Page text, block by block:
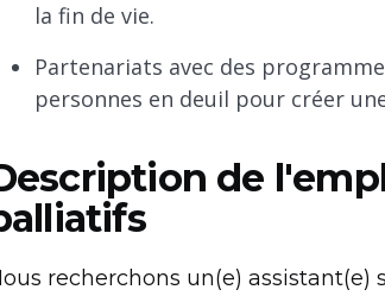
la fin de vie.
Partenariats avec des
personnes en deuil pour créer
de
recherchons un(e)